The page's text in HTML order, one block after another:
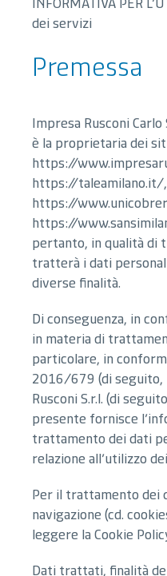
dei servizi
Premessa
Impresa Rusconi
è la proprietaria dei
https://
https://taleamilano.it/,
https://
https://
pertanto, in qualità di
tratterà i dati
diverse finalità.
Di conseguenza, in
in materia di
particolare, in
2016/679 (di seguito,
Rusconi S.r.l. (di
presente fornisce
trattamento dei dati
relazione all’utilizzo
Per il trattamento dei
navigazione (cd.
leggere la Cookie
Dati trattati, finalità